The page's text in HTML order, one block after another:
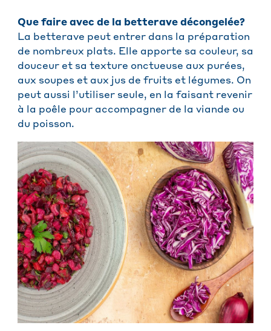
Que faire avec de la betterave décongelée?
La betterave peut entrer dans la préparation
de nombreux plats. Elle apporte sa couleur, sa
douceur et sa texture onctueuse aux purées,
aux soupes et aux jus de fruits et légumes. On
peut aussi l’utiliser seule, en la faisant revenir
à la poêle pour accompagner de la viande ou
du poisson.